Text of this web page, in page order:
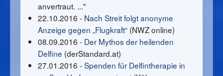
anvertraut. ..."
22.10.2016 - Nach Streit folgt anonyme
Anzeige gegen „Flugkraft“ (NWZ online)
08.09.2016 - Der Mythos der heilenden
Delfine (derStandard.at)
27.01.2016 -Spenden für Delfintherapie in